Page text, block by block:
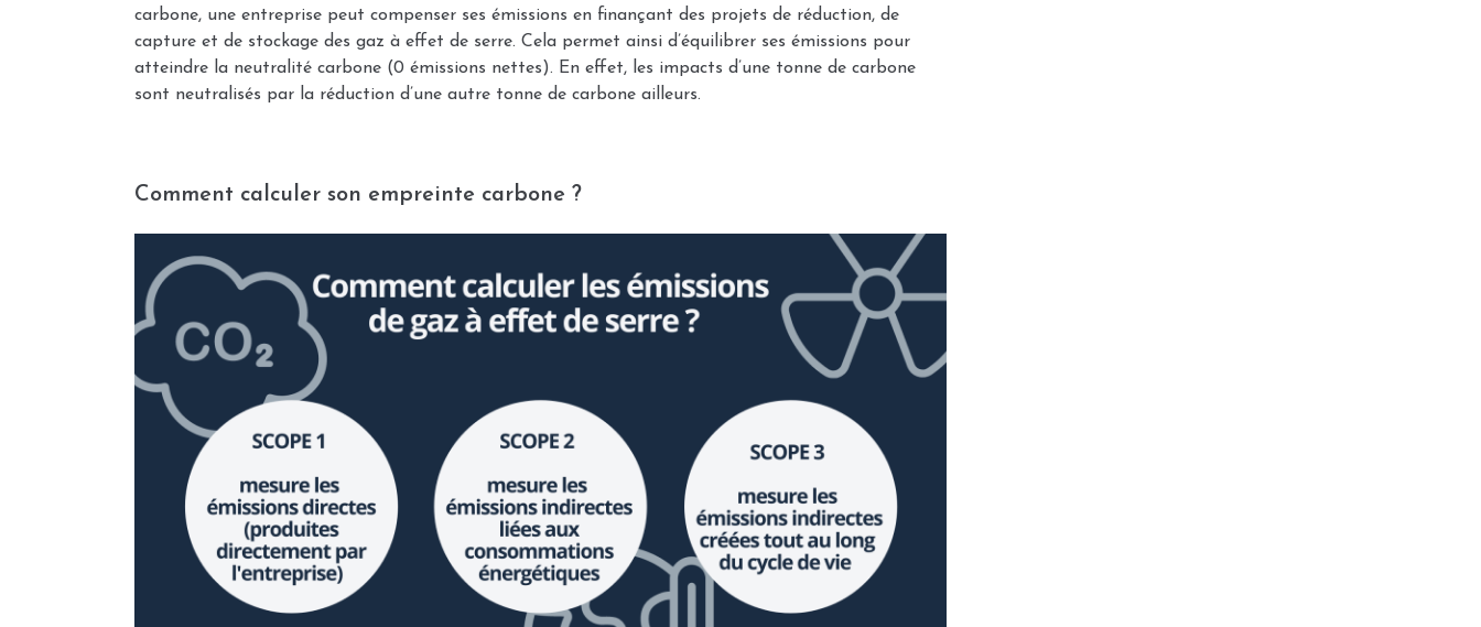
carbone, une entreprise peut compenser ses émissions en finançant des projets de réduction, de
capture et de stockage des gaz à effet de serre. Cela permet ainsi d’équilibrer ses émissions pour
atteindre la neutralité carbone (0 émissions nettes). En effet, les impacts d’une tonne de carbone
sont neutralisés par la réduction d’une autre tonne de carbone ailleurs.
Comment calculer son empreinte carbone ?